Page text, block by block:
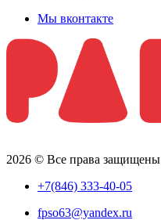
Мы вконтакте
2026 © Все права защищены
+7(846) 333-40-05
fpso63@yandex.ru